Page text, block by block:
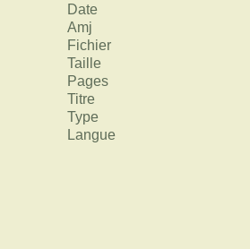
Date
Amj
Fichier
Taille
Pages
Titre
Type
Langue